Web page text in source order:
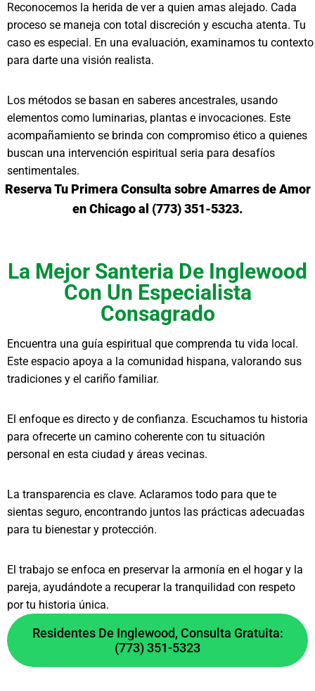
Reconocemos la herida de ver a quien amas alejado. Cada
proceso se maneja con total discreción y escucha atenta. Tu
caso es especial. En una evaluación, examinamos tu contexto
para darte una visión realista.
Los métodos se basan en saberes ancestrales, usando
elementos como luminarias, plantas e invocaciones. Este
acompañamiento se brinda con compromiso ético a quienes
buscan una intervención espiritual seria para desafíos
sentimentales.
Reserva Tu Primera Consulta sobre Amarres de Amor
en Chicago al (773) 351-5323.
La Mejor Santeria De Inglewood
Con Un Especialista
Consagrado
Encuentra una guía espiritual que comprenda tu vida local.
Este espacio apoya a la comunidad hispana, valorando sus
tradiciones y el cariño familiar.
El enfoque es directo y de confianza. Escuchamos tu historia
para ofrecerte un camino coherente con tu situación
personal en esta ciudad y áreas vecinas.
La transparencia es clave. Aclaramos todo para que te
sientas seguro, encontrando juntos las prácticas adecuadas
para tu bienestar y protección.
El trabajo se enfoca en preservar la armonía en el hogar y la
pareja, ayudándote a recuperar la tranquilidad con respeto
por tu historia única.
Residentes De Inglewood, Consulta Gratuita:
(773) 351-5323